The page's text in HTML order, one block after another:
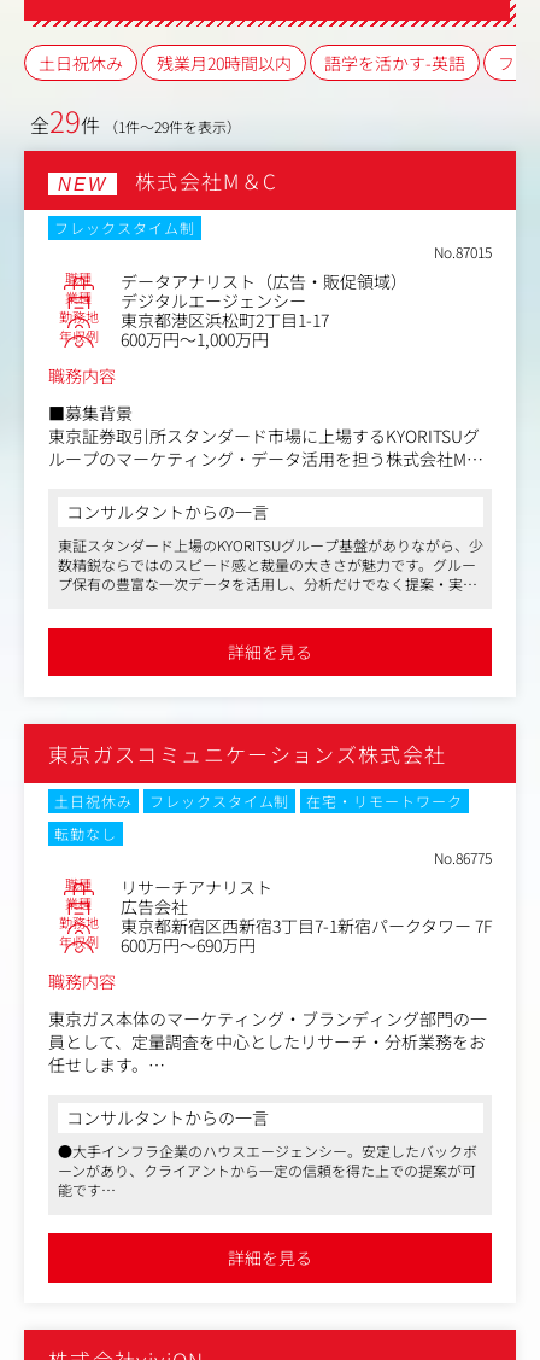
土日祝休み 残業月20時間以内 語学を活かす-英語 フレ
全29件 （1件～29件を表示）
NEW 株式会社M＆C
フレックスタイム制
No.87015
職種 データアナリスト（広告・販促領域）
業種 デジタルエージェンシー
勤務地 東京都港区浜松町2丁目1-17
年収例
600万円～1,000万円
職務内容
■募集背景
東京証券取引所スタンダード市場に上場するKYORITSUグ
ループのマーケティング・データ活用を担う株式会社M&C
の提案を、グループ全体で保有する販促・プロモーション
データを一元的に活用し、より効果的な提案を行う体制へ
と進化させたいと考えています。この新しい挑戦をリード
し、グループ全体の成長に貢献できるマーケティングプラ
ンナーを募集します。
株式会社M&Cにて、データ分析を基盤としたマーケティン
ルやアップセル、新規案件の創出を通じて、グループ全体
の価値向上を実現するポジションです。
将来的には、マーケティングプランナーとしての業務に留
まらず、組織の立ち上げやチームマネジメントもお任せし
たいと考えています。
■具体的な業務内容
・グループ全体の販促・プロモーションデータを収集、加
工、分析し、マーケティング施策に活かす。
び実行支援をリードする。
・オンライン・オフラインをまたいだ広告施策やCRMデー
タ、顧客データを分析し、販売戦略を立案。
・ExcelやBIツール（Tableau、Power BIなど）を活用して
データを可視化し、分かりやすいレポートやプレゼン資料
・データ分析を基にした営業活動（プリセールス対応、提
案書作成、クライアントへの直接提案など）。
・グループ内の他事業部との連携を通じたデータ活用の仕
組みづくり。
■このポジションの魅力
・データドリブンなマーケティングを推進：KYORITSUグ
ループ全体のデータを活用し、グループ横断的な提案を行
・幅広いキャリアパス：将来的には、マーケティングチー
ムの立ち上げやマネジメント業務など、キャリアの幅を広
コンサルタントからの一言
東証スタンダード上場のKYORITSUグループ基盤がありながら、少
数精鋭ならではのスピード感と裁量の大きさが魅力です。グルー
プ保有の豊富な一次データを活用し、分析だけでなく提案・実行
くりやマネジメントにも挑戦できる点もおすすめです。
詳細を見る
東京ガスコミュニケーションズ株式会社
土日祝休み フレックスタイム制
在宅・リモートワーク
転勤なし
No.86775
職種 リサーチアナリスト
業種 広告会社
勤務地 東京都新宿区西新宿3丁目7-1新宿パークタワー 7F
年収例
600万円～690万円
職務内容
東京ガス本体のマーケティング・ブランディング部門の一
員として、定量調査を中心としたリサーチ・分析業務をお
任せします。
・調査企画～設計：施策前後調査や既存契約者アンケート
における仮説設定、調査企画、調査票設計、分析軸設計
・実査～集計・分析：調査画面チェック、データ整備・ク
レンジング、単純集計・クロス集計、目的別集計
・レポーティング～提言：分析結果の解釈、インサイト抽
※上記工程を最初からすべて1人で網羅できなくても問題
ありません。得意な領域から入り、段階的に担務を広げて
コンサルタントからの一言
●大手インフラ企業のハウスエージェンシー。安定したバックボ
ーンがあり、クライアントから一定の信頼を得た上での提案が可
能です
●フレックスタイム制や残業代全額支給など、労働環境も良好で
詳細を見る